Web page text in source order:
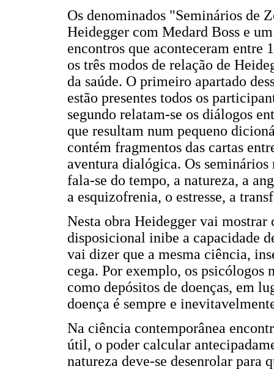
Os denominados "Seminários de
Heidegger com Medard Boss e
encontros que aconteceram entre
os três modos de relação de
da saúde. O primeiro apartado
estão presentes todos os
segundo relatam-se os diálogos
que resultam num pequeno
contém fragmentos das cartas
aventura dialógica. Os
fala-se do tempo, a natureza, a
a esquizofrenia, o estresse, a
Nesta obra Heidegger vai
disposicional inibe a capacidade
vai dizer que a mesma ciência,
cega. Por exemplo, os psicólogos
como depósitos de doenças, em
doença é sempre e
Na ciência contemporânea
útil, o poder calcular
natureza deve-se desenrolar para